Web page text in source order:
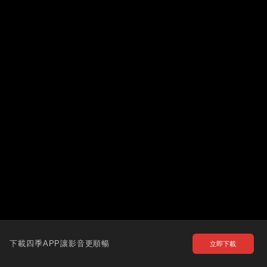
下載四季APP讓影音更順暢 立即下載